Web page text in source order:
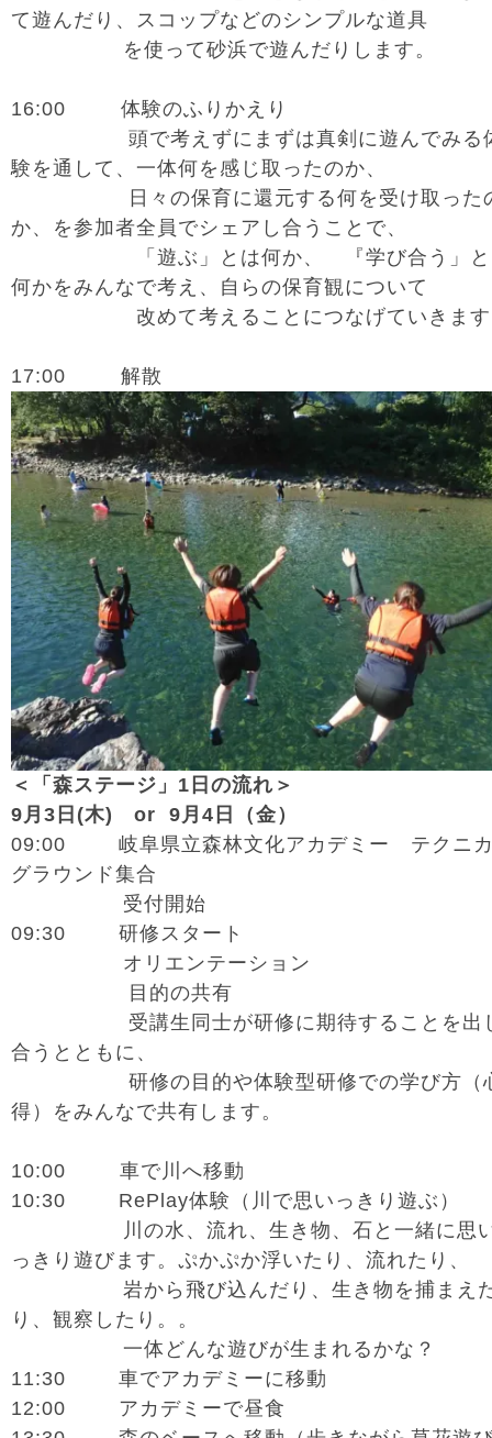
て遊んだり、スコップなどのシンプルな道具
を使って砂浜で遊んだりします。
16:00 体験のふりかえり
頭で考えずにまずは真剣に遊んでみる
験を通して、一体何を感じ取ったのか、
日々の保育に還元する何を受け取った
か、を参加者全員でシェアし合うことで、
「遊ぶ」とは何か、 『学び合う」と
何かをみんなで考え、自らの保育観について
改めて考えることにつなげていきます
17:00 解散
＜「森ステージ」1日の流れ＞
9月3日(木) or 9月4日（金）
09:00 岐阜県立森林文化アカデミー テクニ
グラウンド集合
受付開始
09:30 研修スタート
オリエンテーション
目的の共有
受講生同士が研修に期待することを出
合うとともに、
研修の目的や体験型研修での学び方（
得）をみんなで共有します。
10:00 車で川へ移動
10:30 RePlay体験（川で思いっきり遊ぶ）
川の水、流れ、生き物、石と一緒に思
っきり遊びます。ぷかぷか浮いたり、流れたり、
岩から飛び込んだり、生き物を捕まえ
り、観察したり。。
一体どんな遊びが生まれるかな？
11:30 車でアカデミーに移動
12:00 アカデミーで昼食